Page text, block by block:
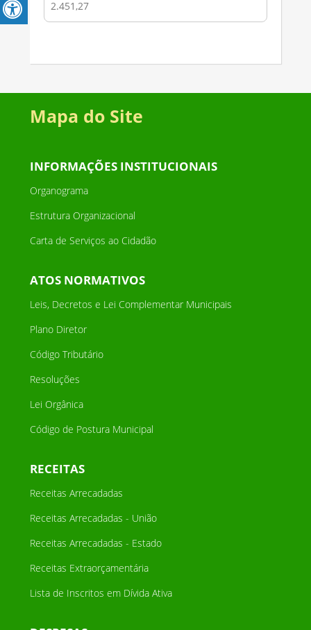
2.451,27
Mapa do Site
INFORMAÇÕES INSTITUCIONAIS
Organograma
Estrutura Organizacional
Carta de Serviços ao Cidadão
ATOS NORMATIVOS
Leis, Decretos e Lei Complementar Municipais
Plano Diretor
Código Tributário
Resoluções
Lei Orgânica
Código de Postura Municipal
RECEITAS
Receitas Arrecadadas
Receitas Arrecadadas - União
Receitas Arrecadadas - Estado
Receitas Extraorçamentária
Lista de Inscritos em Dívida Ativa